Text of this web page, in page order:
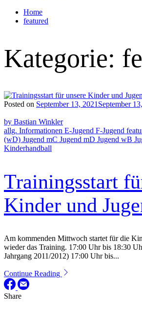
Home
featured
Kategorie:
Posted on September 13, 2021 September
by Bastian Winkler
allg. Informationen E-Jugend F-Jugend
(wD) Jugend mC Jugend mD Jugend wB
Kinderhandball
Trainingsstart
Kinder und
Am kommenden Mittwoch startet für die
wieder das Training. 17:00 Uhr bis 18:30
Jahrgang 2011/2012) 17:00 Uhr bis...
Continue Reading
Share